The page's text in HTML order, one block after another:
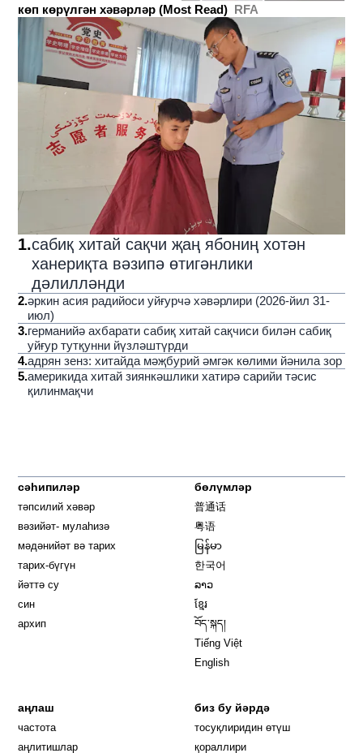
көп көрүлгән хәвәрләр (Most Read) RFA
1.сабиқ хитай сақчи җаң ябониң хотән
ханериқта вәзипә өтигәнлики
дәлилләнди
2.әркин асия радийоси уйғурчә хәвәрлири (2026-йил 31-
июл)
3.германийә ахбарати сабиқ хитай сақчиси билән сабиқ
уйғур тутқунни йүзләштүрди
4.адрян зенз: хитайда мәҗбурий әмгәк көлими йәнила зор
5.америкида хитай зиянкәшлики хатирә сарийи тәсис
қилинмақчи
сәһипиләр
тәпсилий хәвәр
вәзийәт- мулаһизә
мәдәнийәт вә тарих
тарих-бүгүн
йәттә су
син
архип
бөлүмләр
普通话
粤语
မြန်မာ
한국어
ລາວ
ខ្មែរ
བོད་སྐད།
Tiếng Việt
English
аңлаш
частота
аңлитишлар
биз бу йәрдә
тосуқлиридин өтүш
қораллири